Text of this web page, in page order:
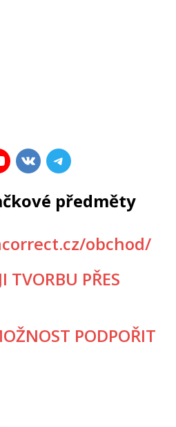
předměty
obchod/
TVORBU PŘES
PODPOŘIT